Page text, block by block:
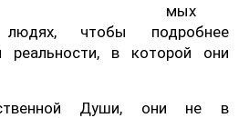
мых
людях, чтобы подробнее
реальности, в которой они
Души, они не в